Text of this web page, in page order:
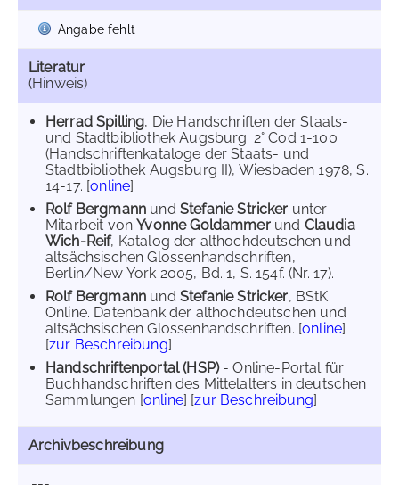
Angabe fehlt
Literatur
(Hinweis)
Herrad Spilling, Die Handschriften der Staats-
und Stadtbibliothek Augsburg. 2° Cod 1-100
(Handschriftenkataloge der Staats- und
Stadtbibliothek Augsburg II), Wiesbaden 1978, S.
14-17. [online]
Rolf Bergmann und Stefanie Stricker unter
Mitarbeit vonYvonne Goldammerund Claudia
Wich-Reif, Katalog der althochdeutschen und
altsächsischen Glossenhandschriften,
Berlin/New York 2005, Bd. 1, S. 154f. (Nr. 17).
Rolf Bergmann und Stefanie Stricker, BStK
Online. Datenbank der althochdeutschen und
altsächsischen Glossenhandschriften. [online]
[zur Beschreibung]
Handschriftenportal (HSP)- Online-Portal für
Buchhandschriften des Mittelalters in deutschen
Sammlungen [online] [zur Beschreibung]
Archivbeschreibung